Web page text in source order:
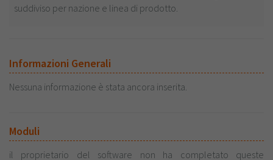
suddiviso per nazione e linea di prodotto.
Informazioni Generali
Nessuna informazione è stata ancora inserita.
Moduli
il proprietario del software non ha completato queste